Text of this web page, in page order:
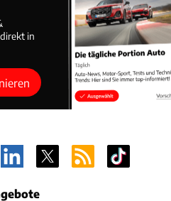
in